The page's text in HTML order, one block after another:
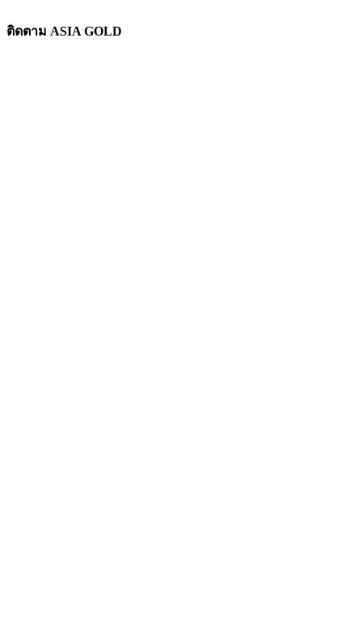
ติดตาม ASIA GOLD